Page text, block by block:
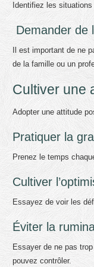
Identifiez les
Demander de
Il est important de ne
de la famille ou un
Cultiver une
Adopter une attitude
Pratiquer la
Prenez le temps
Cultiver
Essayez de voir les
Éviter la
Essayer de ne pas
pouvez contrôler.